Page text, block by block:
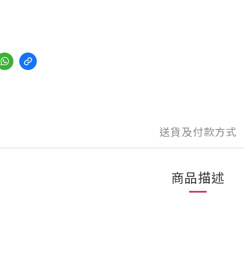
送貨及付款方式
商品描述